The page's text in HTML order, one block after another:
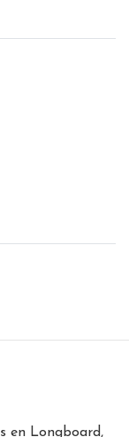
en Longboard,